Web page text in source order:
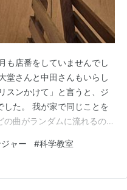
も店番をしていませんでし
堂さんと中田さんもいらし
スンかけて」と言うと、ジ
した。 我が家で同じことを
曲がランダムに流れるのだ
島ペイも使えるんです
れ…
ャー #科学教室